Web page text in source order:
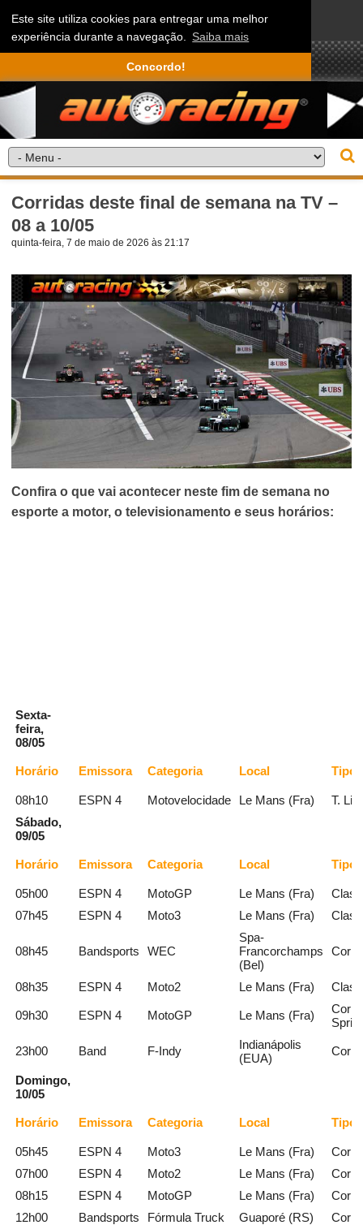
Este site utiliza cookies para entregar uma melhor
experiência durante a navegação. Saiba mais
Concordo!
Corridas deste final de semana na TV –
08 a 10/05
quinta-feira, 7 de maio de 2026 às 21:17
Confira o que vai acontecer neste fim de semana no
esporte a motor, o televisionamento e seus horários:
Sexta-
feira,
08/05
Horário Emissora Categoria Local Tipo
08h10 ESPN 4 Motovelocidade Le Mans (Fra)
T.
Sábado,
09/05
Horário Emissora Categoria Local Tipo
05h00 ESPN 4 MotoGP Le Mans (Fra)
07h45
ESPN 4 Moto3 Le Mans (Fra)
08h45 Bandsports WEC
Spa-
Francorchamps
(Bel)
08h35 ESPN 4 Moto2 Le Mans (Fra)
09h30 ESPN 4 MotoGP Le Mans (Fra)
Sprint
23h00 Band F-Indy
Indianápolis
(EUA)
Domingo,
10/05
Horário Emissora Categoria Local Tipo
05h45 ESPN 4 Moto3 Le Mans (Fra)
07h00
ESPN 4 Moto2 Le Mans (Fra)
08h15
ESPN 4 MotoGP Le Mans (Fra)
12h00
Bandsports Fórmula Truck Guaporé (RS)